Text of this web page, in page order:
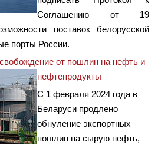
Соглашению от 19
поставок белорусской
порты России.
от пошлин на нефть и
нефтепродукты
С 1 февраля 2024 года в
Беларуси продлено
обнуление экспортных
пошлин на сырую нефть,